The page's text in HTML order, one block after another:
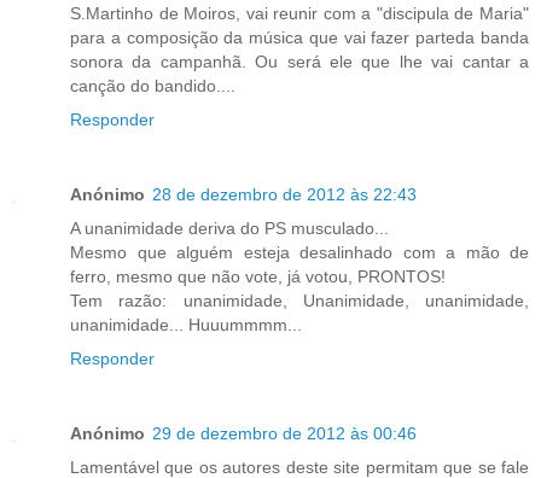
S.Martinho de Moiros, vai reunir com a "discipula de Maria"
para a composição da música que vai fazer parteda banda
sonora da campanhã. Ou será ele que lhe vai cantar a
canção do bandido....
Responder
Anónimo 28 de dezembro de 2012 às 22:43
A unanimidade deriva do PS musculado...
Mesmo que alguém esteja desalinhado com a mão de
ferro, mesmo que não vote, já votou, PRONTOS!
Tem razão: unanimidade, Unanimidade, unanimidade,
unanimidade... Huuummmm...
Responder
Anónimo 29 de dezembro de 2012 às 00:46
Lamentável que os autores deste site permitam que se fale